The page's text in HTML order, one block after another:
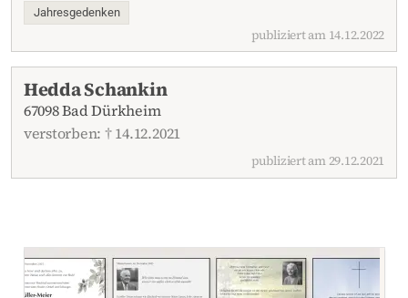
Jahresgedenken
publiziert am 14.12.2022
Hedda Schankin
67098 Bad Dürkheim
verstorben: † 14.12.2021
publiziert am 29.12.2021